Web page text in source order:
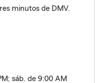
minutos de DMV.
sáb. de 9:00 AM